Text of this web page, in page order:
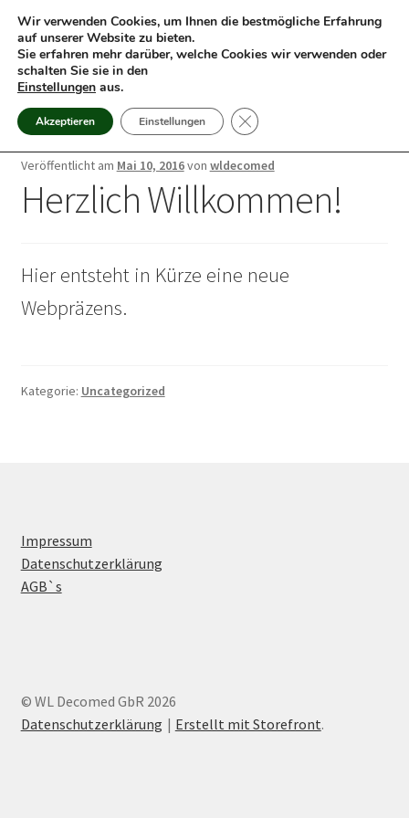
Team
Kontakt
Veröffentlicht am Mai 10, 2016von wldecomed
Herzlich Willkommen!
Hier entsteht in Kürze eine neue
Webpräzens.
Kategorie: Uncategorized
Impressum
Datenschutzerklärung
AGB`s
© WL Decomed GbR 2026
Datenschutzerklärung
Erstellt mit Storefront.
Wir verwenden Cookies, um Ihnen die bestmögliche Erfahrung
auf unserer Website zu bieten.
Sie erfahren mehr darüber, welche Cookies wir verwenden oder
schalten Sie sie in den
Einstellungen aus.
Akzeptieren Einstellungen GDPR Cookie-Banner